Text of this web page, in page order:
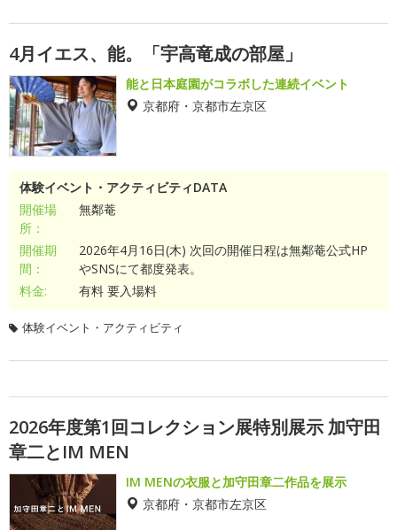
4月イエス、能。「宇高竜成の部屋」
能と日本庭園がコラボした連続イベント
京都府・京都市左京区
体験イベント・アクティビティDATA
開催場
所：
無鄰菴
開催期
間：
2026年4月16日(木) 次回の開催日程は無鄰菴公式HP
やSNSにて都度発表。
料金:
有料 要入場料
体験イベント・アクティビティ
2026年度第1回コレクション展特別展示 加守田
章二とIM MEN
IM MENの衣服と加守田章二作品を展示
京都府・京都市左京区